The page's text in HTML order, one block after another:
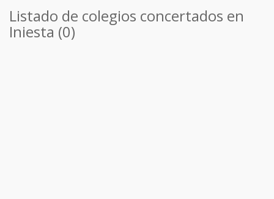
Listado de colegios concertados en
Iniesta (0)